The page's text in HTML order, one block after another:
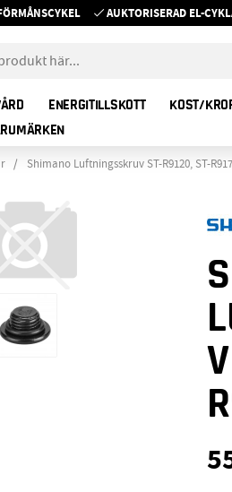
AUKTORISERAD EL-
ENERGITILLSKOTT KOST/
Shimano Luftningsskruv ST-R9120, ST-